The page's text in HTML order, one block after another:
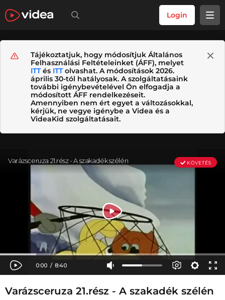
Login
Tájékoztatjuk, hogy módosítjuk Általános
Felhasználási Feltételeinket (ÁFF), melyet
ITTés ITTolvashat. A módosítások 2026.
április 30-tól hatályosak. A szolgáltatásaink
további igénybevételével Ön elfogadja a
módosított ÁFF rendelkezéseit.
Amennyiben nem ért egyet a változásokkal,
kérjük, ne vegye igénybe a Videa és a
VideaKid szolgáltatásait.
Varázsceruza 21.rész - A szakadék szélén